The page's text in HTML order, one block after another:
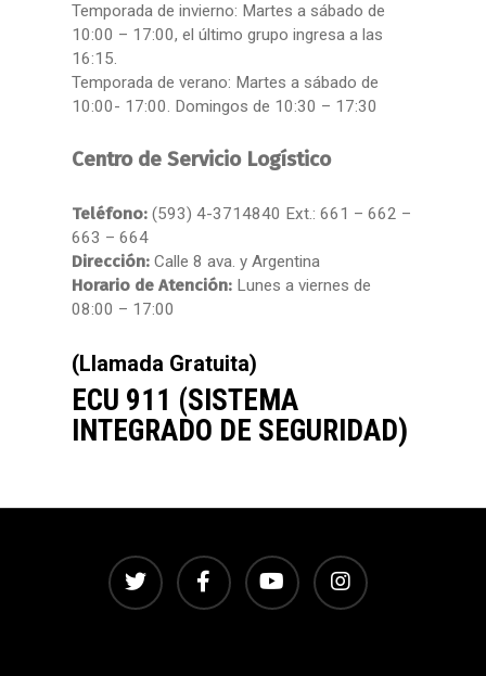
Temporada de invierno: Martes a sábado de
10:00 – 17:00, el último grupo ingresa a las
16:15.
Temporada de verano: Martes a sábado de
10:00- 17:00. Domingos de 10:30 – 17:30
Centro de Servicio Logístico
Teléfono: (593) 4-3714840 Ext.: 661 – 662 –
663 – 664
Dirección: Calle 8 ava. y Argentina
Horario de Atención: Lunes a viernes de
08:00 – 17:00
(Llamada Gratuita)
ECU 911 (SISTEMA
INTEGRADO DE SEGURIDAD)